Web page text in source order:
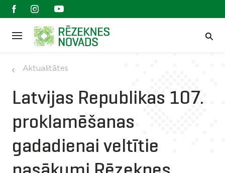
Aktualitātes
Latvijas Republikas 107.
proklamēšanas
gadadienai veltītie